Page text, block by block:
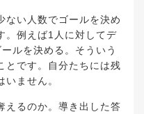
ない人数でゴールを決め
。例えば1人に対してデ
ルを決める。そういう
とです。自分たちには残
ません。
えるのか。導き出した答